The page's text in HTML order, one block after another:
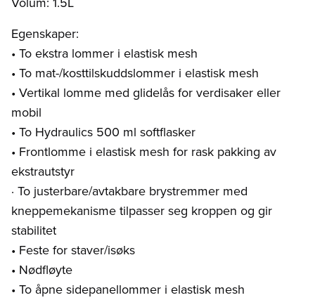
Egenskaper:
• To ekstra lommer i elastisk mesh
• To mat-/kosttilskuddslommer i elastisk mesh
• Vertikal lomme med glidelås for verdisaker eller
mobil
• To Hydraulics 500 ml softflasker
• Frontlomme i elastisk mesh for rask pakking av
ekstrautstyr
· To justerbare/avtakbare brystremmer med
kneppemekanisme tilpasser seg kroppen og gir
stabilitet
• Feste for staver/isøks
• Nødfløyte
• To åpne sidepanellommer i elastisk mesh